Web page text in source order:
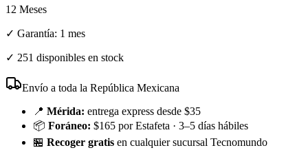
12 Meses
✓ Garantía: 1 mes
✓ 251 disponibles en stock
Envío a toda la República Mexicana
📍 Mérida: entrega express desde $35
📦 Foráneo: $165 por Estafeta · 3–5 días hábiles
🏪 Recoger gratis en cualquier sucursal Tecnomundo